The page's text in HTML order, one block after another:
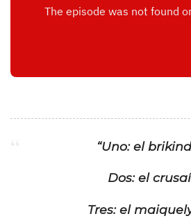
g
u
“Uno: el
Dos: el
Tres: el